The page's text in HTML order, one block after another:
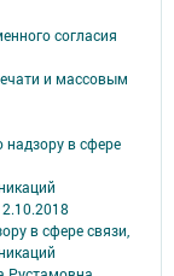
согласия
и массовым
в сфере
в сфере связи,